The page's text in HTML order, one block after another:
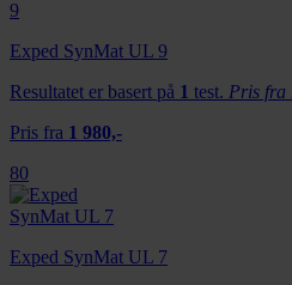
Exped SynMat UL 9
Resultatet er basert på 1 test. Pris fra
Pris fra 1 980,-
80
Exped SynMat UL 7